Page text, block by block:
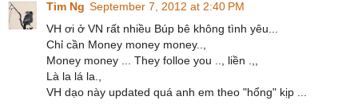
Tim Ng September 7, 2012 at 2:40 PM
VH ơi ở VN rất nhiều Búp bê không tình yêu...
Chỉ cần Money money money..,
Money money ... They folloe you .., liền .,,
Là la lá la.,
VH dạo này updated quá anh em theo "hổng" kịp ...